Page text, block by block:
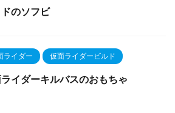
のソフビ
ライダー 仮面ライダービルド
イダーキルバスのおもちゃ